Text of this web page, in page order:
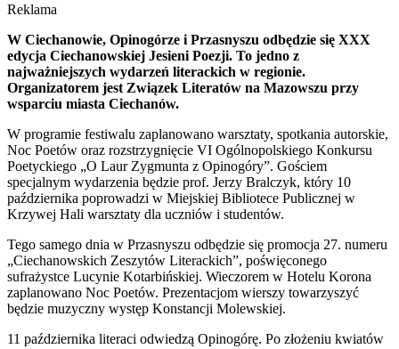
Reklama
W Ciechanowie, Opinogórze i Przasnyszu odbędzie się XXX
edycja Ciechanowskiej Jesieni Poezji. To jedno z
najważniejszych wydarzeń literackich w regionie.
Organizatorem jest Związek Literatów na Mazowszu przy
wsparciu miasta Ciechanów.
W programie festiwalu zaplanowano warsztaty, spotkania autorskie,
Noc Poetów oraz rozstrzygnięcie VI Ogólnopolskiego Konkursu
Poetyckiego „O Laur Zygmunta z Opinogóry”. Gościem
specjalnym wydarzenia będzie prof. Jerzy Bralczyk, który 10
października poprowadzi w Miejskiej Bibliotece Publicznej w
Krzywej Hali warsztaty dla uczniów i studentów.
Tego samego dnia w Przasnyszu odbędzie się promocja 27. numeru
„Ciechanowskich Zeszytów Literackich”, poświęconego
sufrażystce Lucynie Kotarbińskiej. Wieczorem w Hotelu Korona
zaplanowano Noc Poetów. Prezentacjom wierszy towarzyszyć
będzie muzyczny występ Konstancji Molewskiej.
11 października literaci odwiedzą Opinogórę. Po złożeniu kwiatów